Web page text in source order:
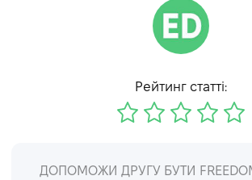
Рейтинг статті:
ДОПОМОЖИ ДРУГУ БУТИ FREEDOM